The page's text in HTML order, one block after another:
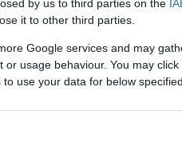
by us to third parties on the
it to other third parties.
Google services and may
usage behaviour. You may
use your data for below
24.03.2026